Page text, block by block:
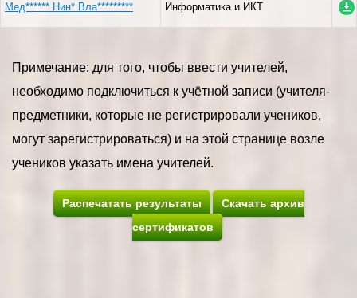
Мед****** Нин* Вла********* Информатика и ИКТ
Примечание: для того, чтобы ввести учителей,
необходимо подключиться к учётной записи (учителя-
предметники, которые не регистрировали учеников,
могут зарегистрироваться) и на этой странице возле
учеников указать имена учителей.
Распечатать результаты
Скачать архив
сертификатов